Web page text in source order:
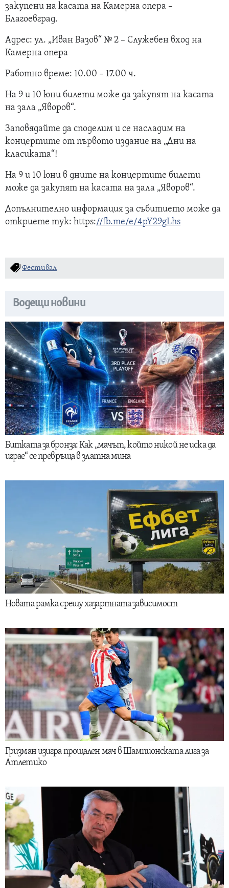
закупени на касата на Камерна опера –
Благоевград.
Адрес: ул. „Иван Вазов“ № 2 – Служебен вход на
Камерна опера
Работно време: 10.00 – 17.00 ч.
На 9 и 10 юни билети може да закупят на касата
на зала „Яворов“.
Заповядайте да споделим и се насладим на
концертите от първото издание на „Дни на
класиката“!
На 9 и 10 юни в дните на концертите билети
може да закупят на касата на зала „Яворов“.
Допълнително информация за събитието може да
откриете тук: https://fb.me/e/4pY29gLhs
Фестивал
Водещи новини
Битката за бронза: Как „мачът, който никой не иска да
играе“ се превръща в златна мина
Новата рамка срещу хазартната зависимост
Гризман изигра прощален мач в Шампионската лига за
Атлетико